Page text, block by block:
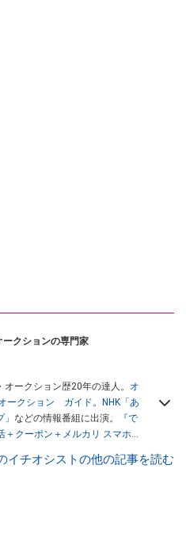
クションの専門家
ークション歴20年の達人。 オ
ークション ガイド。
NHK「あ
などの情報番組に出演。
『で
クーポン＋メルカリ スマホで
！』（翔泳社刊） ほか著書多
イチオシストの他の記事を読む